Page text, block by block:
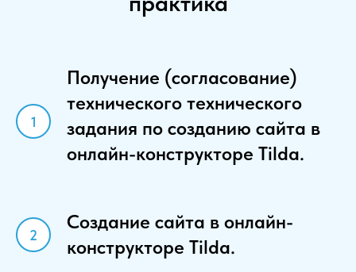
Получение (согласование)
технического технического
задания по созданию сайта в
онлайн-конструкторе Tilda.
Создание сайта в онлайн-
конструкторе Tilda.